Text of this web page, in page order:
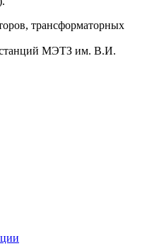
МЭТЗ им. В.И.